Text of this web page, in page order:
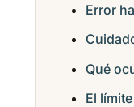
Error
Qué
El